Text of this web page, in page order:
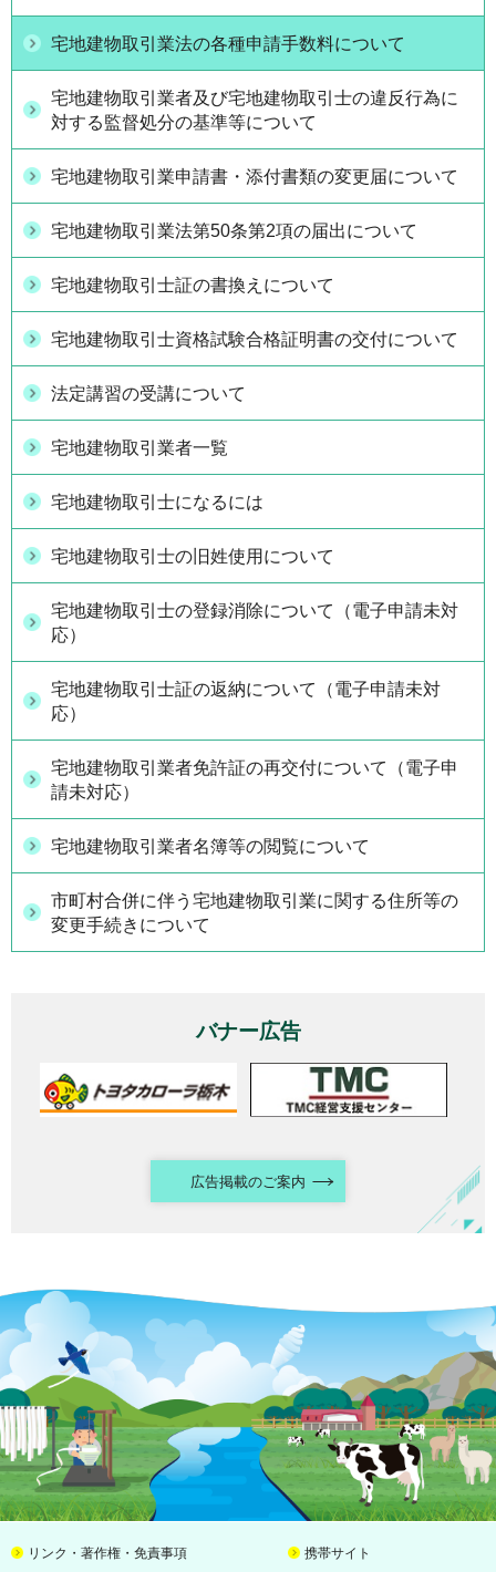
宅地建物取引業法の各種申請手数料について
宅地建物取引業者及び宅地建物取引士の違反行為に
対する監督処分の基準等について
宅地建物取引業申請書・添付書類の変更届について
宅地建物取引業法第50条第2項の届出について
宅地建物取引士証の書換えについて
宅地建物取引士資格試験合格証明書の交付について
法定講習の受講について
宅地建物取引業者一覧
宅地建物取引士になるには
宅地建物取引士の旧姓使用について
宅地建物取引士の登録消除について（電子申請未対
応）
宅地建物取引士証の返納について（電子申請未対
応）
宅地建物取引業者免許証の再交付について（電子申
請未対応）
宅地建物取引業者名簿等の閲覧について
市町村合併に伴う宅地建物取引業に関する住所等の
変更手続きについて
バナー広告
広告掲載のご案内
リンク・著作権・免責事項 携帯サイト